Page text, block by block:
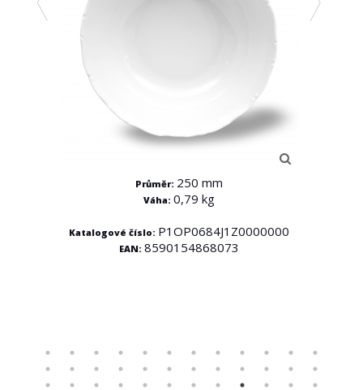
Průměr: 250 mm
Váha:0,79 kg
Katalogové číslo: P1OP0684J1Z0000000
EAN:8590154868073